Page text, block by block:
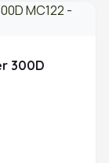
300D